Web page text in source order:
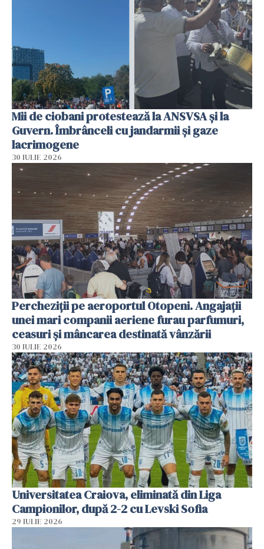
Mii de ciobani protestează la ANSVSA și la
Guvern. Îmbrânceli cu jandarmii și gaze
lacrimogene
30 IULIE 2026
Percheziții pe aeroportul Otopeni. Angajații
unei mari companii aeriene furau parfumuri,
ceasuri și mâncarea destinată vânzării
30 IULIE 2026
Universitatea Craiova, eliminată din Liga
Campionilor, după 2-2 cu Levski Sofia
29 IULIE 2026